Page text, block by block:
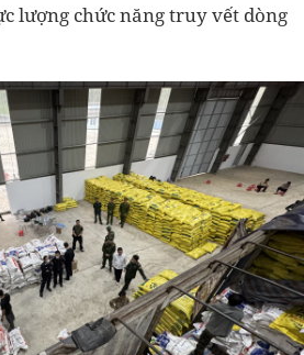
lượng chức năng truy vết dòng